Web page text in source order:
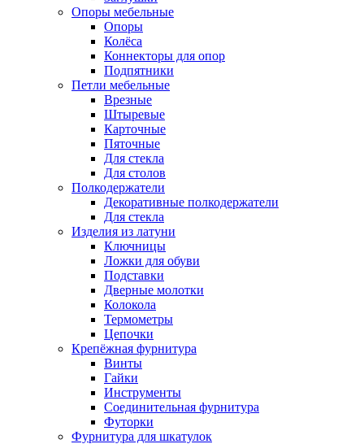
Опоры мебельные
Опоры
Колёса
Коннекторы для опор
Подпятники
Петли мебельные
Врезные
Штыревые
Карточные
Пяточные
Для стекла
Для столов
Полкодержатели
Декоративные полкодержатели
Для стекла
Изделия из латуни
Ключницы
Ложки для обуви
Подставки
Дверные молотки
Колокола
Термометры
Цепочки
Крепёжная фурнитура
Винты
Гайки
Инструменты
Соединительная фурнитура
Футорки
Фурнитура для шкатулок